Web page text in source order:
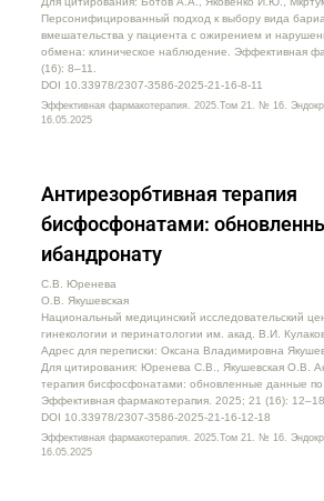
Персонифицированный подход к выбору вида
вмешательства у пациента с ожирением и
обмена: клиническое наблюдение. Эффективная
(16): 8–11.
DOI 10.33978/2307-3586-2025-21-16-8-11
Эффективная фармакотерапия. 2025.Том 21. № 16.
16.05.2025
Антирезорбтивная терапия
бисфосфонатами:
ибандронату
С.В. Юренева
О.В. Якушевская
Национальный медицинский исследовательский
гинекологии и перинатологии им. акад. В.И.
Адрес для переписки: Оксана Владимировна
Для цитирования: Юренева С.В., Якушевская О.В.
терапия бисфосфонатами: обновленные данные по
Эффективная фармакотерапия. 2025; 21 (16): 12–18.
DOI 10.33978/2307-3586-2025-21-16-12-18
Эффективная фармакотерапия. 2025.Том 21. № 16.
16.05.2025